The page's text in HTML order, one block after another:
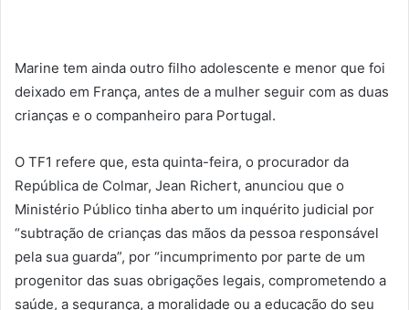
Marine tem ainda outro filho adolescente e menor que foi
deixado em França, antes de a mulher seguir com as duas
crianças e o companheiro para Portugal.
O TF1 refere que, esta quinta-feira, o procurador da
República de Colmar, Jean Richert, anunciou que o
Ministério Público tinha aberto um inquérito judicial por
“subtração de crianças das mãos da pessoa responsável
pela sua guarda”, por “incumprimento por parte de um
progenitor das suas obrigações legais, comprometendo a
saúde, a segurança, a moralidade ou a educação do seu